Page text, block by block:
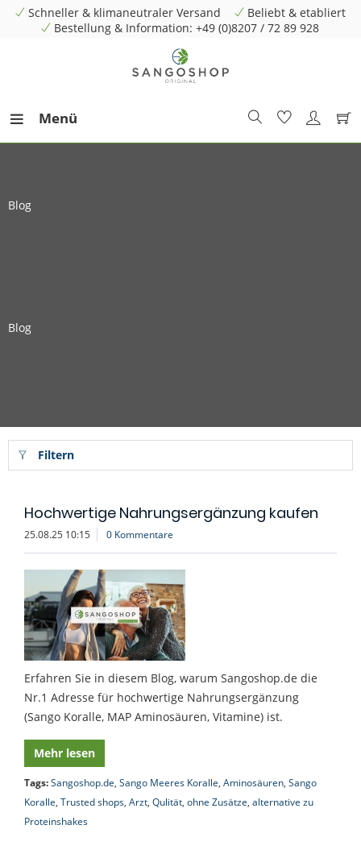
Schneller & klimaneutraler Versand
Beliebt & etabliert
Bestellung & Information: +49 (0)8207 / 72 89 928
Menü
Blog
Blog
Filtern
Hochwertige Nahrungsergänzung kaufen
25.08.25 10:15 0 Kommentare
Erfahren Sie in diesem Blog, warum Sangoshop.de die
Nr.1 Adresse für hochwertige Nahrungsergänzung
(Sango Koralle, MAP Aminosäuren, Vitamine) ist.
Mehr lesen
Tags:Sangoshop.de, Sango Meeres Koralle, Aminosäuren, Sango
Koralle, Trusted shops, Arzt, Qulität, ohne Zusätze, alternative zu
Proteinshakes